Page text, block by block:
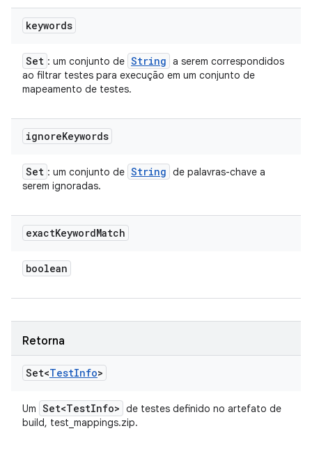
keywords
Set : um conjunto de String a serem correspondidos
ao filtrar testes para execução em um conjunto de
mapeamento de testes.
ignoreKeywords
Set : um conjunto de String de palavras-chave a
serem ignoradas.
exactKeywordMatch
boolean
Retorna
Set<TestInfo>
Um Set<TestInfo> de testes definido no artefato de
build, test_mappings.zip.